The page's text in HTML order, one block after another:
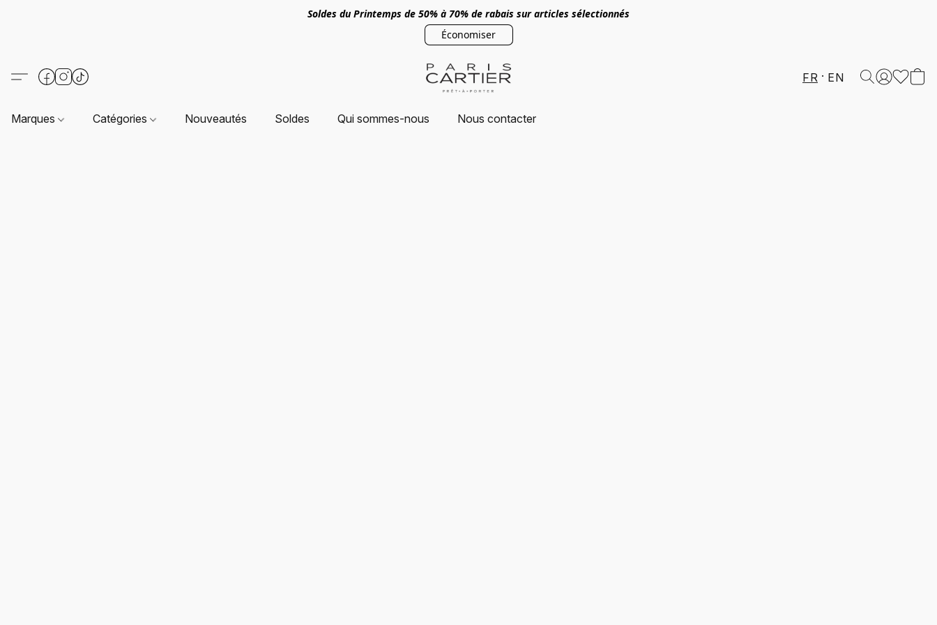
Soldes du Printemps de 50% à 70% de rabais sur articles sélectionnés
Économiser
FR EN
Marques Catégories Nouveautés Soldes Qui sommes-nous Nous contacter